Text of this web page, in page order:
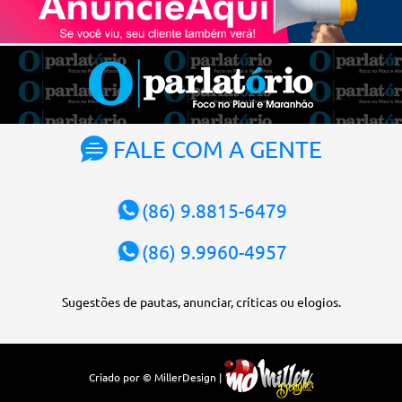
Atualmente, Fachin é o vice-presidente e, pelo critério de
antiguidade, deve assumir o cargo. Conforme o regimento interno,
o tribunal deve ser comandado pelo ministro mais antigo que
ainda não presidiu a Corte. O novo presidente vai suceder a Luís
Roberto Barroso, que completará o mandato de dois anos. Ao
cumprimentar Fachin pela eleição, Barroso afirmou que o país
tem sorte de ter o ministro na cadeira de presidente da Corte.
“Considero, pessoalmente e institucionalmente, que é uma sorte
FALE COM A GENTE
(86) 9.8815-6479
(86) 9.9960-4957
Sugestões de pautas, anunciar, críticas ou elogios.
Criado por © MillerDesign |